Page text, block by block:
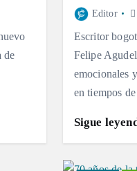
de
Editor
Escritor
Felipe
emocionales
en tiempos
Sigue